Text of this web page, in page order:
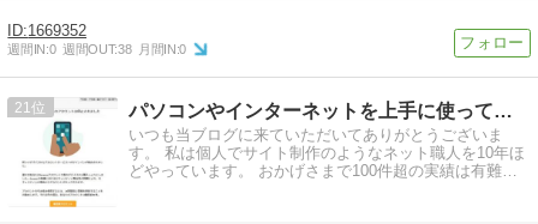
1669352
週間IN:0 週間OUT:38 月間IN:0
21 パソコンやインターネットを上手に使って得られる情報を紹介す…
いつも当ブログに来ていただいてありがとうございま
す。 私は個人でサイト制作のようなネット職人を10年ほ
どやっています。 おかげさまで100件超の実績は有難…